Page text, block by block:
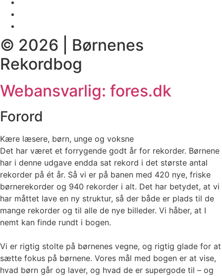
© 2026 | Børnenes
Rekordbog
Webansvarlig: fores.dk
Forord
Kære læsere, børn, unge og voksne
Det har været et forrygende godt år for rekorder. Børnene
har i denne udgave endda sat rekord i det største antal
rekorder på ét år. Så vi er på banen med 420 nye, friske
børnerekorder og 940 rekorder i alt. Det har betydet, at vi
har måttet lave en ny struktur, så der både er plads til de
mange rekorder og til alle de nye billeder. Vi håber, at I
nemt kan finde rundt i bogen.
Vi er rigtig stolte på børnenes vegne, og rigtig glade for at
sætte fokus på børnene. Vores mål med bogen er at vise,
hvad børn går og laver, og hvad de er supergode til – og